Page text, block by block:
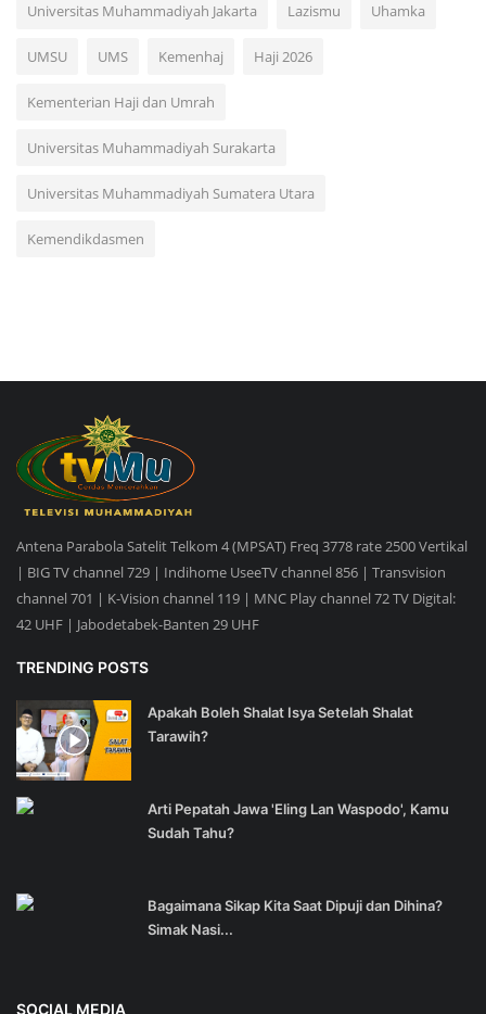
Universitas Muhammadiyah Jakarta Lazismu Uhamka
UMSU UMS Kemenhaj Haji 2026
Kementerian Haji dan Umrah
Universitas Muhammadiyah Surakarta
Universitas Muhammadiyah Sumatera Utara
Kemendikdasmen
Antena Parabola Satelit Telkom 4 (MPSAT) Freq 3778 rate 2500 Vertikal
| BIG TV channel 729 | Indihome UseeTV channel 856 | Transvision
channel 701 | K-Vision channel 119 | MNC Play channel 72 TV Digital:
42 UHF | Jabodetabek-Banten 29 UHF
TRENDING POSTS
Apakah Boleh Shalat Isya Setelah Shalat
Tarawih?
Arti Pepatah Jawa 'Eling Lan Waspodo', Kamu
Sudah Tahu?
Bagaimana Sikap Kita Saat Dipuji dan Dihina?
Simak Nasi...
SOCIAL MEDIA